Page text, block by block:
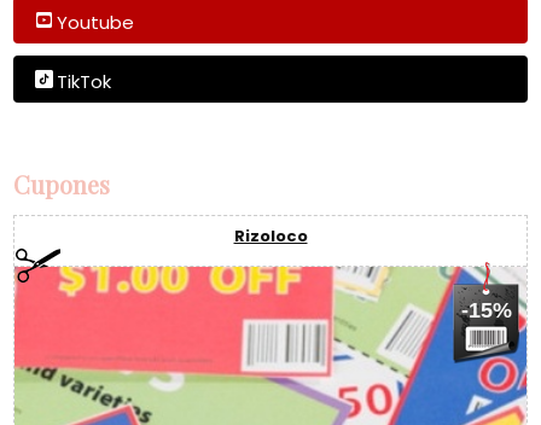
Youtube
TikTok
Cupones
Rizoloco
-15%